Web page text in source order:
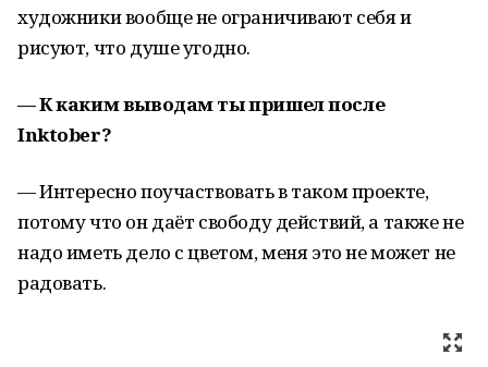
художники вообще не ограничивают себя и
рисуют, что душе угодно.
— К каким выводам ты пришел после
Inktober?
— Интересно поучаствовать в таком проекте,
потому что он даёт свободу действий, а также не
надо иметь дело с цветом, меня это не может не
радовать.